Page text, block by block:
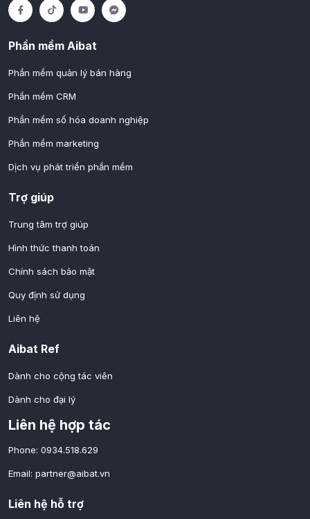
Phần mềm Aibat
Phần mềm quản lý bán hàng
Phần mềm CRM
Phần mềm số hóa doanh nghiệp
Phần mềm marketing
Dịch vụ phát triển phần mềm
Trợ giúp
Trung tâm trợ giúp
Hình thức thanh toán
Chính sách bảo mật
Quy định sử dụng
Liên hệ
Aibat Ref
Dành cho cộng tác viên
Dành cho đại lý
Liên hệ hợp tác
Phone: 0934.518.629
Email: partner@aibat.vn
Liên hệ hỗ trợ